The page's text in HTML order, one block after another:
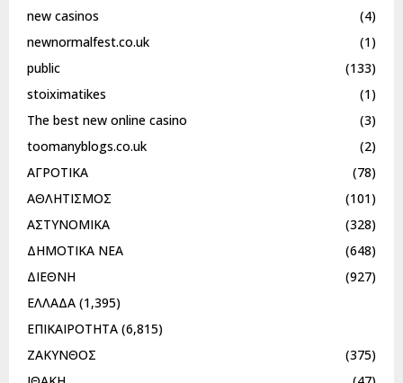
new casinos
(4)
newnormalfest.co.uk
(1)
public
(133)
stoiximatikes
(1)
The best new online casino
(3)
toomanyblogs.co.uk
(2)
ΑΓΡΟΤΙΚΑ
(78)
ΑΘΛΗΤΙΣΜΟΣ
(101)
ΑΣΤΥΝΟΜΙΚΑ
(328)
ΔΗΜΟΤΙΚΑ ΝΕΑ
(648)
ΔΙΕΘΝΗ
(927)
ΕΛΛΑΔΑ (1,395)
ΕΠΙΚΑΙΡΟΤΗΤΑ (6,815)
ΖΑΚΥΝΘΟΣ
(375)